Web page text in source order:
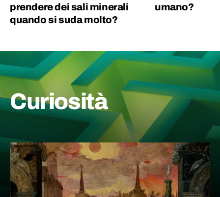
prendere dei sali minerali
quando si suda molto?
umano?
Curiosità